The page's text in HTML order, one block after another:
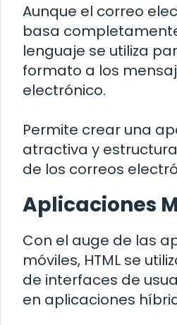
Aunque el correo
basa
lenguaje se utiliza
formato a los
electrónico.
Permite crear una
atractiva y
de los correos
Aplicaciones
Con el auge de las
móviles, HTML se
de interfaces de
en aplicaciones